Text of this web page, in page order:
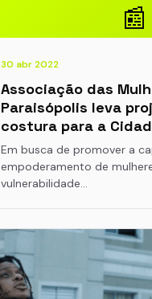
📰
30 abr 2022
Associação das
Paraisópolis leva
costura para a
Em busca de promover a
empoderamento de
vulnerabilidade…